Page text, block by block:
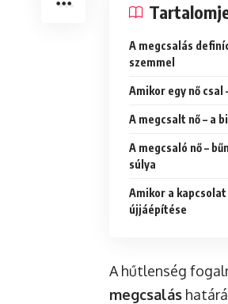
A megcsalás
szemmel
Amikor egy nő
A megcsalt nő – a
A megcsaló nő –
súlya
Amikor a
újjáépítése
A hűtlenség
megcsalás